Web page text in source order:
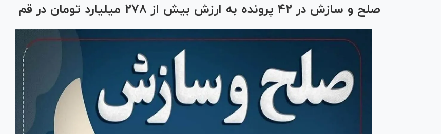
صلح و سازش در ۴۲ پرونده به ارزش بیش از ۲۷۸ میلیارد تومان در قم